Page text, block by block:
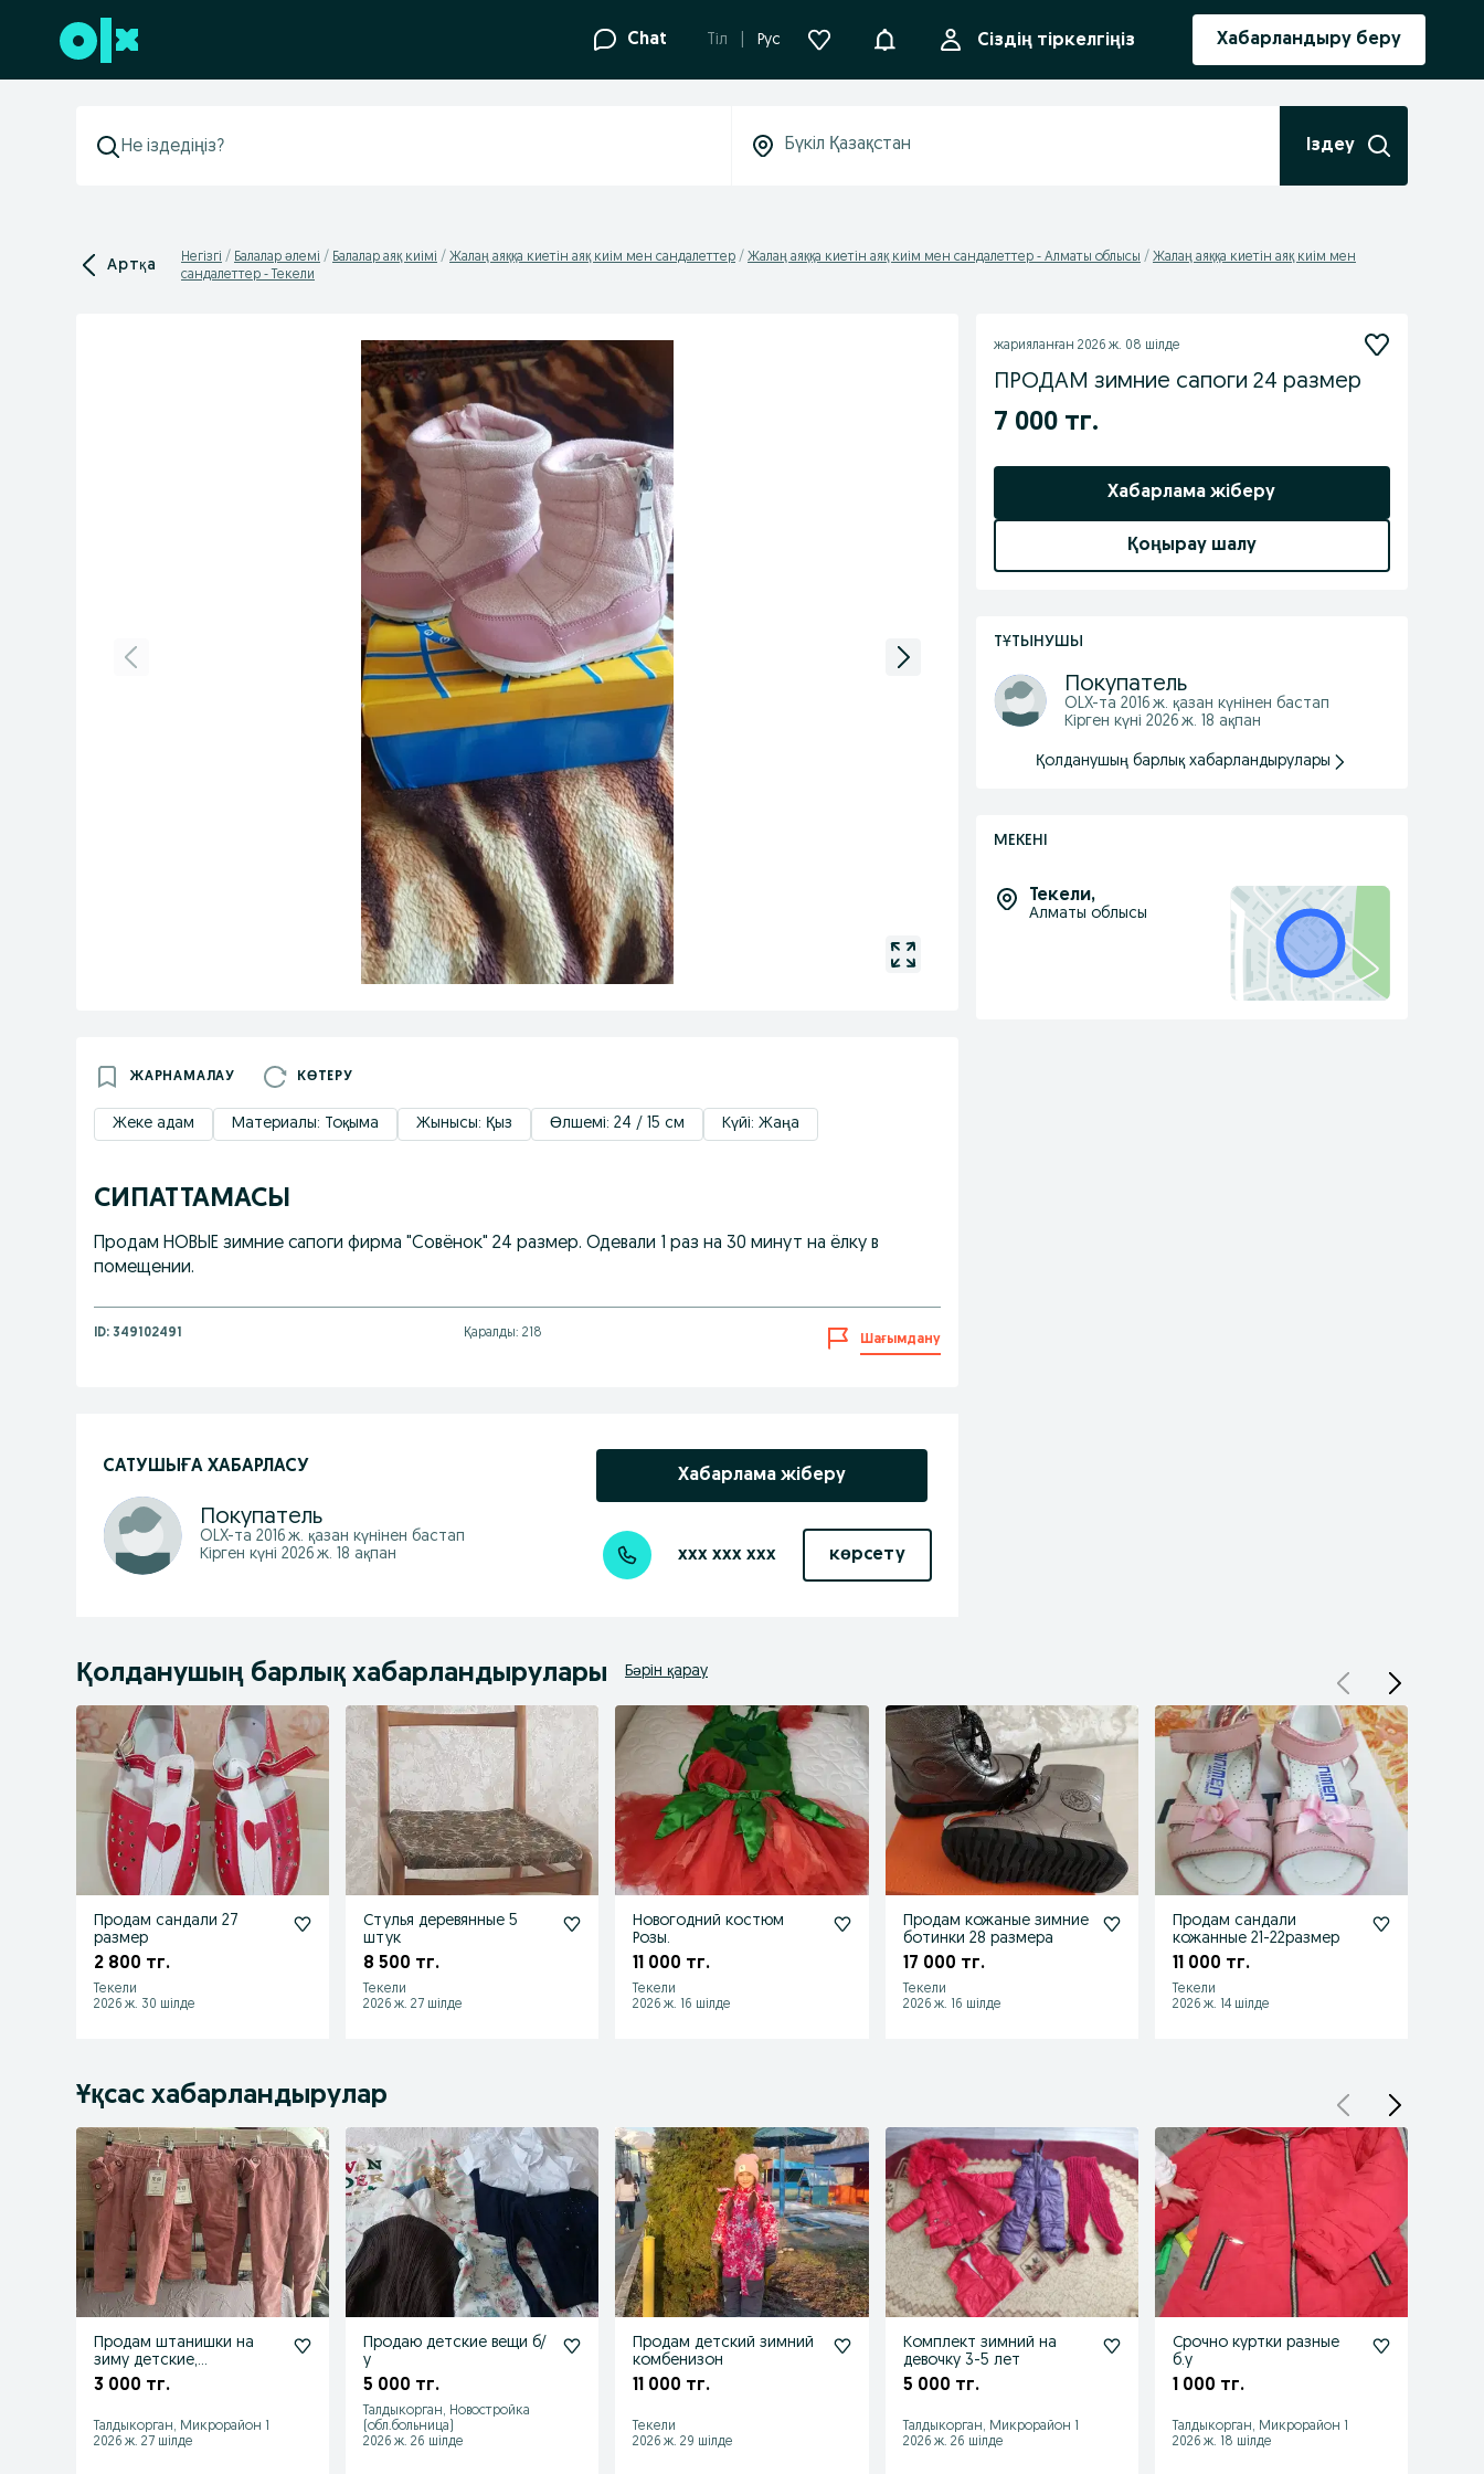
Төменгі деректемеге өту Chat Tіл Рус АқпараттандыруСіздің тіркелгіңіз Хабарландыру беру
Іздеу
Артқа Негізгі Балалар әлемі Балалар аяқ киімі Жалаң аяққа киетін аяқ киім мен сандалеттер Жалаң аяққа киетін аяқ киім мен сандалеттер - Алматы облысы
Жалаң аяққа киетін аяқ киім мен
сандалеттер - Текели
ЖАРНАМАЛАУ КӨТЕРУ
Жеке адам Материалы: Тоқыма Жынысы: Қыз Өлшемі: 24 / 15 см Күйі: Жаңа
СИПАТТАМАСЫ
Продам НОВЫЕ зимние сапоги фирма "Совёнок" 24 размер. Одевали 1 раз на 30 минут на ёлку в
помещении.
ID: 349102491 Қаралды: 218 Шағымдану
САТУШЫҒА ХАБАРЛАСУ
Покупатель
OLX-та 2016 ж. қазан күнінен бастап
Кірген күні 2026 ж. 18 ақпан
Хабарлама жіберу
xxx xxx xxx көрсету
жарияланған 2026 ж. 08 шілде
ПРОДАМ зимние сапоги 24 размер
7 000 тг.
Хабарлама жіберу
Қоңырау шалу
ТҰТЫНУШЫ
Покупатель
OLX-та 2016 ж. қазан күнінен бастап
Кірген күні 2026 ж. 18 ақпан
Қолданушың барлық хабарландырулары
МЕКЕНІ
Текели,
Алматы облысы
Қолданушың барлық хабарландырулары Бәрін қарау
Продам сандали 27
размер
2 800 тг.
Текели
2026 ж. 30 шілде
Стулья деревянные 5
штук
8 500 тг.
Текели
2026 ж. 27 шілде
Новогодний костюм
Розы.
11 000 тг.
Текели
2026 ж. 16 шілде
Продам кожаные зимние
ботинки 28 размера
17 000 тг.
Текели
2026 ж. 16 шілде
Продам сандали
кожанные 21-22размер
11 000 тг.
Текели
2026 ж. 14 шілде
Ұқсас хабарландырулар
Продам штанишки на
зиму детские,
маломерят
3 000 тг.
Талдыкорган, Микрорайон 1
2026 ж. 27 шілде
Продаю детские вещи б/
у
5 000 тг.
Талдыкорган, Новостройка
(обл.больница)
2026 ж. 26 шілде
Продам детский зимний
комбенизон
11 000 тг.
Текели
2026 ж. 29 шілде
Комплект зимний на
девочку 3-5 лет
5 000 тг.
Талдыкорган, Микрорайон 1
2026 ж. 26 шілде
Срочно куртки разные
б.у
1 000 тг.
Талдыкорган, Микрорайон 1
2026 ж. 18 шілде